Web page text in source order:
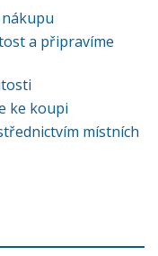
nákupu
a připravíme
ke koupi
místních